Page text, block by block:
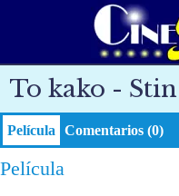
To kako -
Película Comentarios (0)
Película